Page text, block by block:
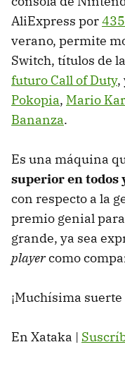
AliExpress por
verano, permite
Switch, títulos de
futuro Call of Duty,
Pokopia, Mario
Bananza.
Es una máquina
superior en todos
con respecto a la
premio genial
grande, ya sea
playercomo
¡Muchísima suerte
En Xataka |